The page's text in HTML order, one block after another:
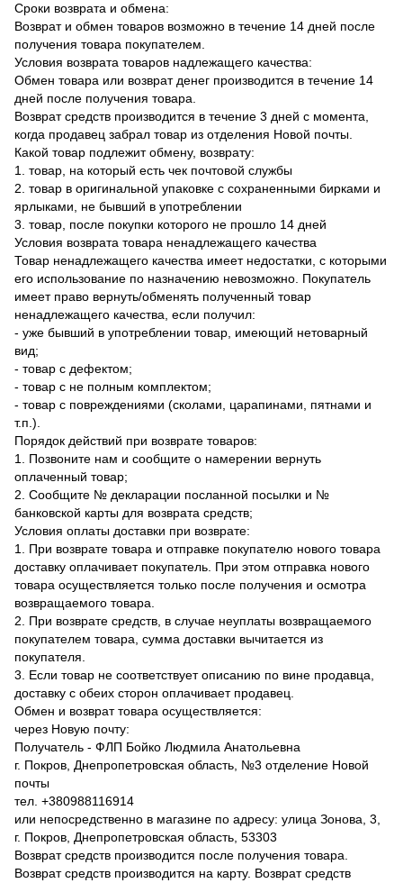
Сроки возврата и обмена:
Возврат и обмен товаров возможно в течение 14 дней после
получения товара покупателем.
Условия возврата товаров надлежащего качества:
Обмен товара или возврат денег производится в течение 14
дней после получения товара.
Возврат средств производится в течение 3 дней с момента,
когда продавец забрал товар из отделения Новой почты.
Какой товар подлежит обмену, возврату:
1. товар, на который есть чек почтовой службы
2. товар в оригинальной упаковке с сохраненными бирками и
ярлыками, не бывший в употреблении
3. товар, после покупки которого не прошло 14 дней
Условия возврата товара ненадлежащего качества
Товар ненадлежащего качества имеет недостатки, с которыми
его использование по назначению невозможно. Покупатель
имеет право вернуть/обменять полученный товар
ненадлежащего качества, если получил:
- уже бывший в употреблении товар, имеющий нетоварный
вид;
- товар с дефектом;
- товар с не полным комплектом;
- товар с повреждениями (сколами, царапинами, пятнами и
т.п.).
Порядок действий при возврате товаров:
1. Позвоните нам и сообщите о намерении вернуть
оплаченный товар;
2. Сообщите № декларации посланной посылки и №
банковской карты для возврата средств;
Условия оплаты доставки при возврате:
1. При возврате товара и отправке покупателю нового товара
доставку оплачивает покупатель. При этом отправка нового
товара осуществляется только после получения и осмотра
возвращаемого товара.
2. При возврате средств, в случае неуплаты возвращаемого
покупателем товара, сумма доставки вычитается из
покупателя.
3. Если товар не соответствует описанию по вине продавца,
доставку с обеих сторон оплачивает продавец.
Обмен и возврат товара осуществляется:
через Новую почту:
Получатель - ФЛП Бойко Людмила Анатольевна
г. Покров, Днепропетровская область, №3 отделение Новой
почты
тел. +380988116914
или непосредственно в магазине по адресу: улица Зонова, 3,
г. Покров, Днепропетровская область, 53303
Возврат средств производится после получения товара.
Возврат средств производится на карту. Возврат средств